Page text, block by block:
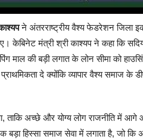
ने अंतरराष्ट्रीय वैश्य फेडरेशन जिला
केबिनेट मंत्री श्री काश्यप ने कहा कि
माल की बड़ी लगात के लोन सीमा को
दे क्योंकि व्यापार वैश्य समाज के
ताकि अच्छे और योग्य लोग राजनीति में
बड़ा हिस्सा समाज सेवा में लगाता है, जो
Hemant Bhatt Nov 26,